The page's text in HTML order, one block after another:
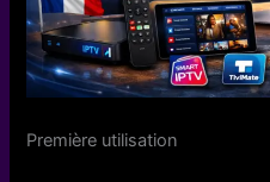
Première utilisation